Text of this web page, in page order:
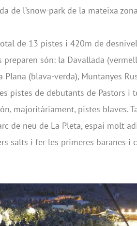
de l’snow-park de la mateixa
de 13 pistes i 420m de
preparen són: la Davallada
Plana (blava-verda), Muntanyes
pistes de debutants de Pastors i
majoritàriament, pistes blaves.
de neu de La Pleta, espai molt
salts i fer les primeres baranes i